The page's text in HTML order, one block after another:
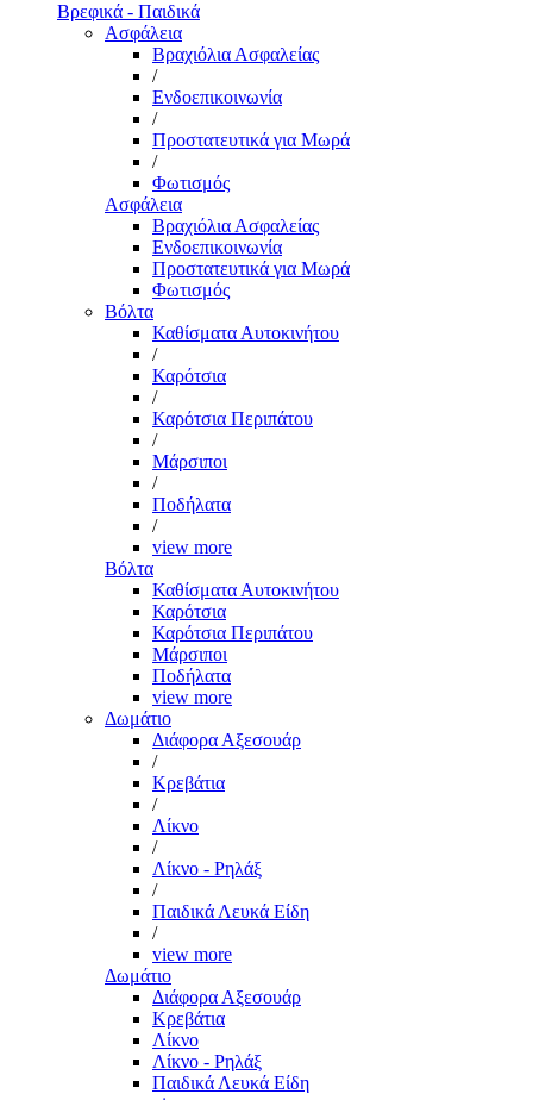
Βρεφικά - Παιδικά
Ασφάλεια
Βραχιόλια Ασφαλείας
/
Ενδοεπικοινωνία
/
Προστατευτικά για Μωρά
/
Φωτισμός
Ασφάλεια
Βραχιόλια Ασφαλείας
Ενδοεπικοινωνία
Προστατευτικά για Μωρά
Φωτισμός
Βόλτα
Καθίσματα Αυτοκινήτου
/
Καρότσια
/
Καρότσια Περιπάτου
/
Μάρσιποι
/
Ποδήλατα
/
view more
Βόλτα
Καθίσματα Αυτοκινήτου
Καρότσια
Καρότσια Περιπάτου
Μάρσιποι
Ποδήλατα
view more
Δωμάτιο
Διάφορα Αξεσουάρ
/
Κρεβάτια
/
Λίκνο
/
Λίκνο - Ρηλάξ
/
Παιδικά Λευκά Είδη
/
view more
Δωμάτιο
Διάφορα Αξεσουάρ
Κρεβάτια
Λίκνο
Λίκνο - Ρηλάξ
Παιδικά Λευκά Είδη